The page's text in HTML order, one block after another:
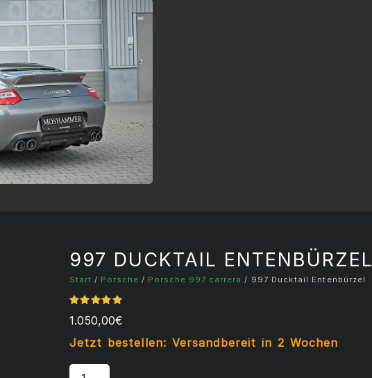
997 DUCKTAIL ENTENBÜRZEL
Start / Porsche / Porsche 997 carrera / 997 Ducktail Entenbürzel
1.050,00€
Jetzt bestellen: Versandbereit in 2 Wochen